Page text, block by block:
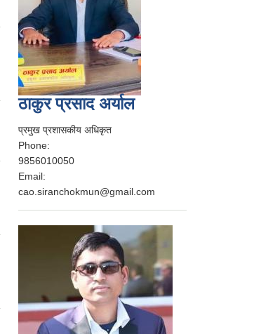
ठाकुर प्रसाद अर्याल
प्रमुख प्रशासकीय अधिकृत
Phone:
9856010050
Email:
cao.siranchokmun@gmail.com